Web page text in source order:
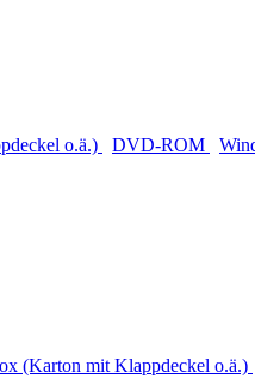
o.ä.) DVD-ROM
(Karton mit Klappdeckel o.ä.)